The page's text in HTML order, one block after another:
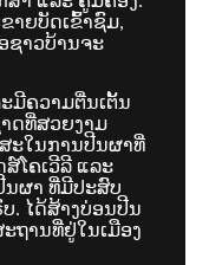
າຍບັດເຂົ້າຊົມ,
ຊາວບ້ານຈະ
ມີຄວາມຕື່ນເຕັ້ນ
ດທີ່ສວຍງາມ
ະໃນການປີນຜາທີ່
ໂຄເວີລີ ແລະ
ນຜາ ທີ່ມີປະສົບ
. ໄດ້ສ້າງບ່ອນປີນ
ຖານທີ່ຢູ່ໃນເມືອງ